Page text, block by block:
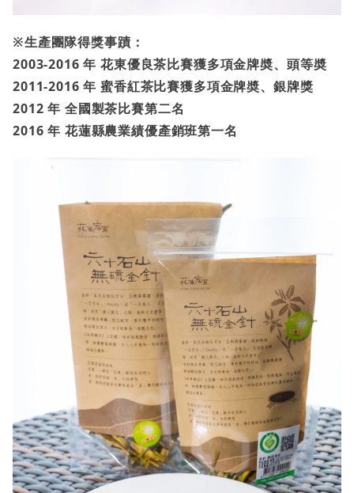
※生產團隊得獎事蹟：
2003-2016 年 花東優良茶比賽獲多項金牌奬、頭等奬
2011-2016 年 蜜香紅茶比賽獲多項金牌奬、銀牌獎
2012 年 全國製茶比賽第二名
2016 年 花蓮縣農業績優產銷班第一名